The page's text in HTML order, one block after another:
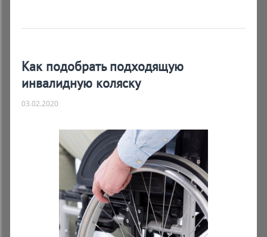
Как подобрать подходящую
инвалидную коляску
03.02.2020